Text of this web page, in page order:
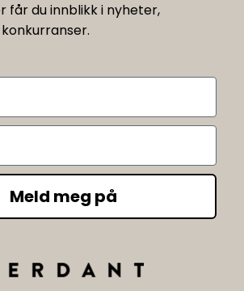
får du innblikk i nyheter,
Meld meg på